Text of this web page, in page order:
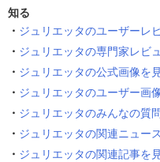
知る
ジュリエッタのユーザーレ
ジュリエッタの専門家レビ
ジュリエッタの公式画像を
ジュリエッタのユーザー画
ジュリエッタのみんなの質
ジュリエッタの関連ニュー
ジュリエッタの関連記事を